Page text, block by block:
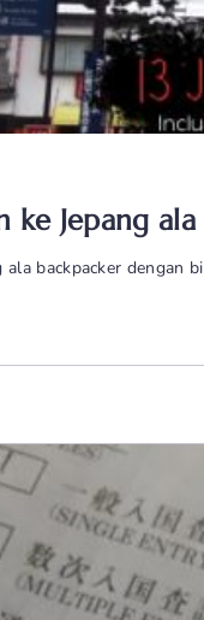
ke Jepang ala
backpacker dengan